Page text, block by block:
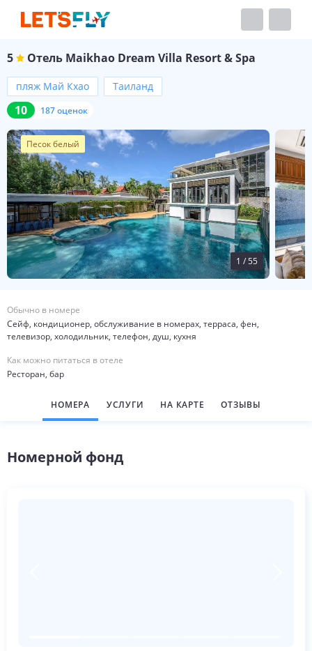
5 Отель Maikhao Dream Villa Resort & Spa
пляж Май Кхао Таиланд
10 187 оценок
Песок белый
1 /55
Обычно в номере
Сейф, кондиционер, обслуживание в номерах, терраса, фен,
телевизор, холодильник, телефон, душ, кухня
Как можно питаться в отеле
Ресторан, бар
НОМЕРА УСЛУГИ НА КАРТЕ ОТЗЫВЫ
Номерной фонд